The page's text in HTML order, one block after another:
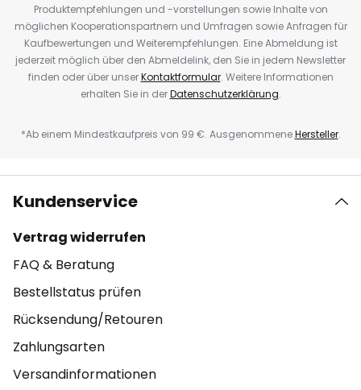
Produktempfehlungen und -vorstellungen sowie Inhalte von
möglichen Kooperationspartnern und Umfragen sowie Anfragen für
Kaufbewertungen und Weiterempfehlungen. Eine Abmeldung ist
jederzeit möglich über den Abmeldelink, den Sie in jedem Newsletter
finden oder über unserKontaktformular. Weitere Informationen
erhalten Sie in derDatenschutzerklärung.
*Ab einem Mindestkaufpreis von 99 €. AusgenommeneHersteller.
Kundenservice
Vertrag widerrufen
FAQ & Beratung
Bestellstatus prüfen
Rücksendung/Retouren
Zahlungsarten
Versandinformationen